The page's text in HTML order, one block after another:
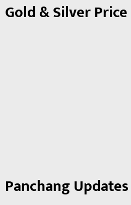
Gold & Silver Price
Panchang Updates